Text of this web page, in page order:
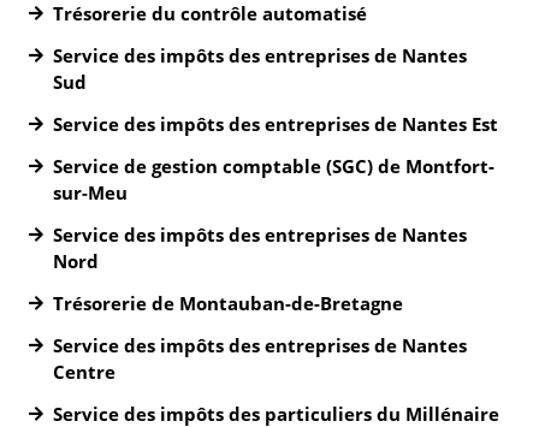
Trésorerie du contrôle automatisé
Service des impôts des entreprises de Nantes
Sud
Service des impôts des entreprises de Nantes Est
Service de gestion comptable (SGC) de Montfort-
sur-Meu
Service des impôts des entreprises de Nantes
Nord
Trésorerie de Montauban-de-Bretagne
Service des impôts des entreprises de Nantes
Centre
Service des impôts des particuliers du Millénaire